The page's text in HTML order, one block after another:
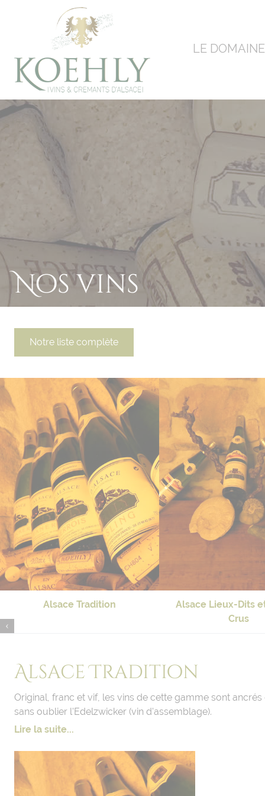
LE DOMAINE
Nos vins
Notre liste complète
Alsace Tradition
Alsace Lieux-Dits
Crus
Alsace Tradition
Original, franc et vif, les vins de cette gamme sont
sans oublier l'Edelzwicker (vin d'assemblage).
Lire la suite...
Panneau de gestion des cookies